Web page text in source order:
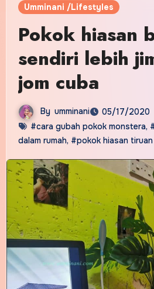
Umminani /Lifestyles
Pokok hiasan
sendiri lebih
jom cuba
By umminani
05/17/2020
#cara gubah pokok monstera,
dalam rumah, #pokok hiasan tiruan